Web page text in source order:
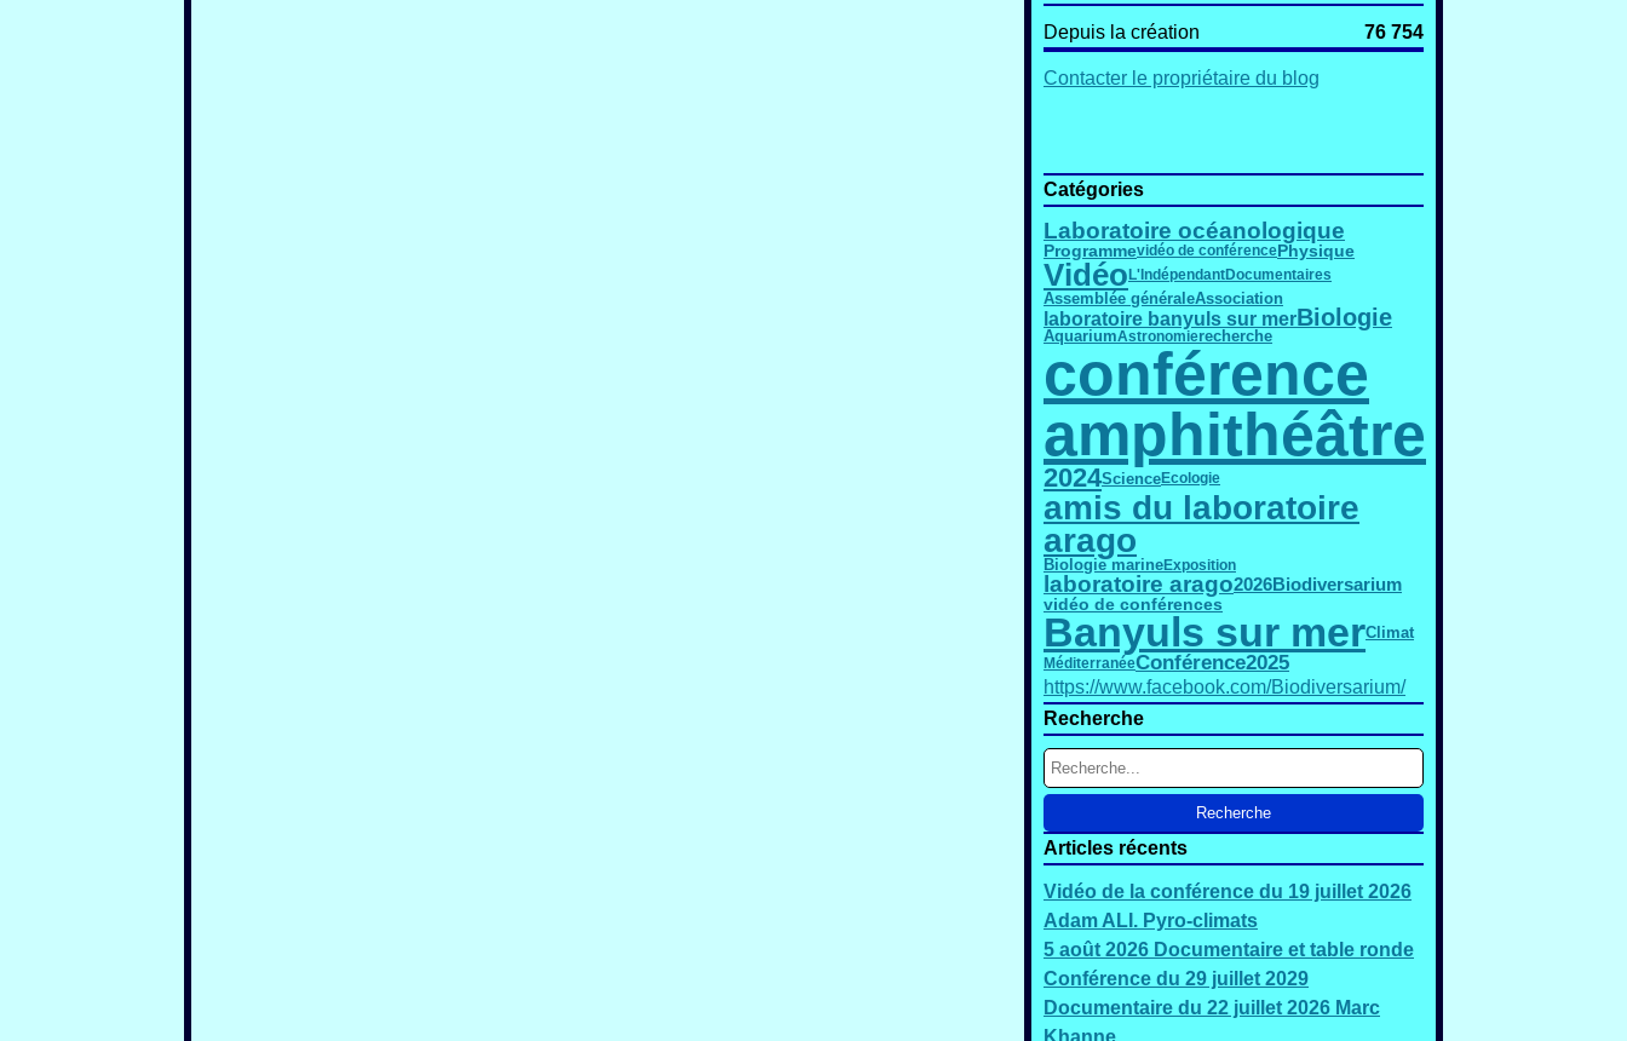
Depuis la création 76 754
Contacter le propriétaire du blog
Catégories
Laboratoire océanologique
Programmevidéo de conférencePhysique
Vidéo L'IndépendantDocumentaires
Assemblée généraleAssociation
laboratoire banyuls sur merBiologie
AquariumAstronomierecherche
conférence
amphithéâtre
2024ScienceEcologie
amis du laboratoire
arago
Biologie marineExposition
laboratoire arago2026Biodiversarium
vidéo de conférences
Banyuls sur merClimat
MéditerranéeConférence2025
https://www.facebook.com/Biodiversarium/
Recherche
Articles récents
Vidéo de la conférence du 19 juillet 2026
Adam ALI. Pyro-climats
5 août 2026 Documentaire et table ronde
Conférence du 29 juillet 2029
Documentaire du 22 juillet 2026 Marc
Khanne